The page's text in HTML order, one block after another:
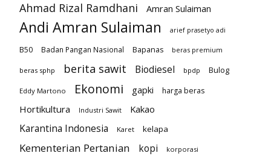
Ahmad Rizal Ramdhani Amran Sulaiman
Andi Amran Sulaiman arief prasetyo adi
B50 Badan Pangan Nasional Bapanas beras premium
beras sphp berita sawit Biodiesel bpdp Bulog
Eddy Martono Ekonomi gapki harga beras
Hortikultura Industri Sawit Kakao
Karantina Indonesia Karet kelapa
Kementerian Pertanian kopi korporasi